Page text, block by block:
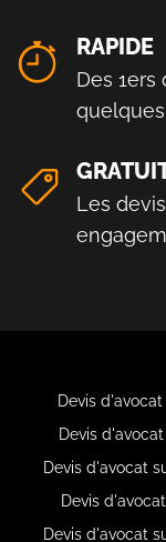
RAPIDE
Des
Les
Devis
Devis
Devis d'avocat
Devis
Devis d'avocat